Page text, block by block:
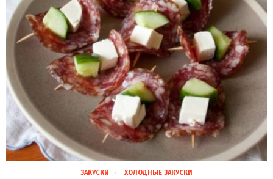
28.02.2021
ЗАКУСКИ ХОЛОДНЫЕ ЗАКУСКИ